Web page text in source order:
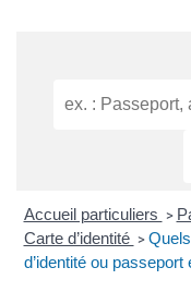
Accueil particuliers >
Carte d’identité >
d’identité ou passeport